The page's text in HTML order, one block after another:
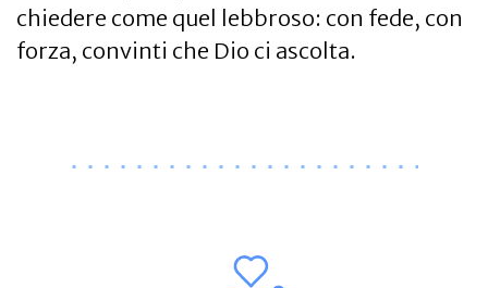
chiedere come quel lebbroso: con fede, con
forza, convinti che Dio ci ascolta.